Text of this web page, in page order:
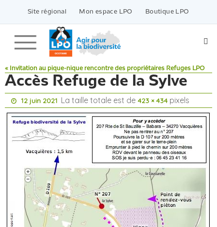
contenu
Site régional Mon espace LPO Boutique LPO
« Invitation au pique-nique rencontre des propriétaires Refuges LPO
Accès Refuge de la Sylve
12 juin 2021 La taille totale est de423 × 434 pixels